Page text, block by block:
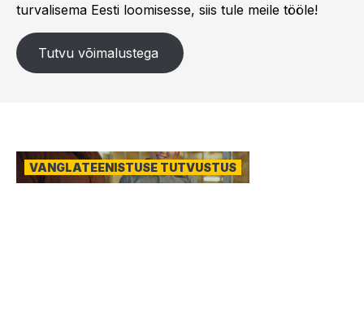
turvalisema Eesti loomisesse, siis tule meile tööle!
Tutvu võimalustega
VANGLATEENISTUSE TUTVUSTUS
Video
fail